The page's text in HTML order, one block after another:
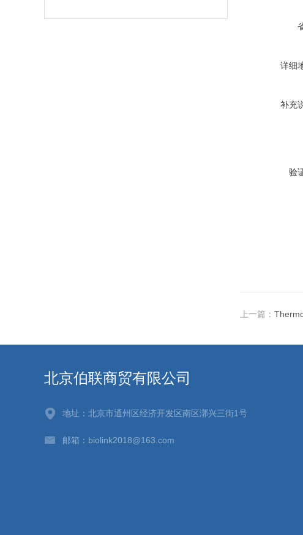
详细
补充
验
上一篇： Thermo
北京伯联商贸有限公司
地址：北京市通州区经济开发区南区漷兴三街1号
邮箱：biolink2018@163.com